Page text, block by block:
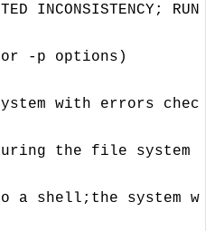
INCONSISTENCY; RUN
-p options)
with errors chec
the file system
a shell;the system w